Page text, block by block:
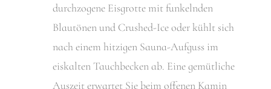
durchzogene Eisgrotte mit funkelnden
Blautönen und Crushed-Ice oder kühlt sich
nach einem hitzigen Sauna-Aufguss im
eiskalten Tauchbecken ab. Eine gemütliche
Auszeit erwartet Sie beim offenen Kamin